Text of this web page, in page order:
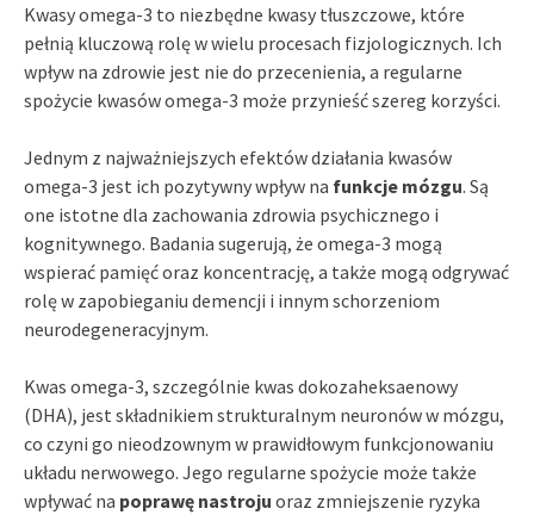
Kwasy omega-3 to niezbędne kwasy tłuszczowe, które
pełnią kluczową rolę w wielu procesach fizjologicznych. Ich
wpływ na zdrowie jest nie do przecenienia, a regularne
spożycie kwasów omega-3 może przynieść szereg korzyści.
Jednym z najważniejszych efektów działania kwasów
omega-3 jest ich pozytywny wpływ na funkcje mózgu. Są
one istotne dla zachowania zdrowia psychicznego i
kognitywnego. Badania sugerują, że omega-3 mogą
wspierać pamięć oraz koncentrację, a także mogą odgrywać
rolę w zapobieganiu demencji i innym schorzeniom
neurodegeneracyjnym.
Kwas omega-3, szczególnie kwas dokozaheksaenowy
(DHA), jest składnikiem strukturalnym neuronów w mózgu,
co czyni go nieodzownym w prawidłowym funkcjonowaniu
układu nerwowego. Jego regularne spożycie może także
wpływać na poprawę nastroju oraz zmniejszenie ryzyka